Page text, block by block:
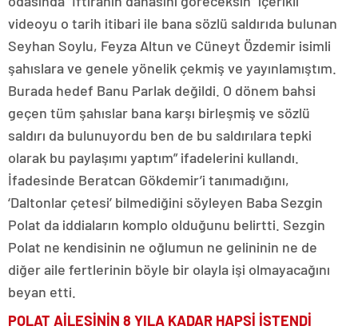
videoyu o tarih itibari ile bana sözlü saldırıda bulunan
Seyhan Soylu, Feyza Altun ve Cüneyt Özdemir isimli
şahıslara ve genele yönelik çekmiş ve yayınlamıştım.
Burada hedef Banu Parlak değildi. O dönem bahsi
geçen tüm şahıslar bana karşı birleşmiş ve sözlü
saldırı da bulunuyordu ben de bu saldırılara tepki
olarak bu paylaşımı yaptım” ifadelerini kullandı.
İfadesinde Beratcan Gökdemir’i tanımadığını,
‘Daltonlar çetesi’ bilmediğini söyleyen Baba Sezgin
Polat da iddiaların komplo olduğunu belirtti. Sezgin
Polat ne kendisinin ne oğlumun ne gelininin ne de
diğer aile fertlerinin böyle bir olayla işi olmayacağını
beyan etti.
POLAT AİLESİNİN 8 YILA KADAR HAPSİ İSTENDİ